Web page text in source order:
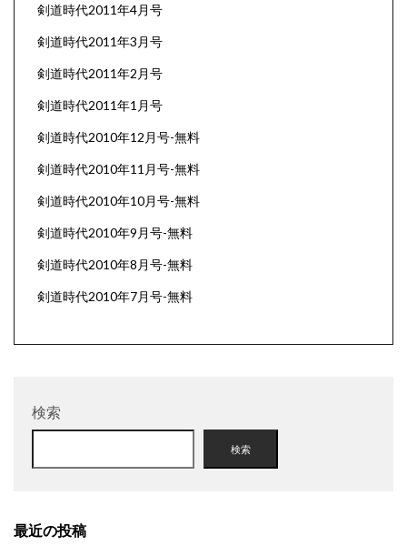
剣道時代2011年4月号
剣道時代2011年3月号
剣道時代2011年2月号
剣道時代2011年1月号
剣道時代2010年12月号-無料
剣道時代2010年11月号-無料
剣道時代2010年10月号-無料
剣道時代2010年9月号-無料
剣道時代2010年8月号-無料
剣道時代2010年7月号-無料
検索
検索
最近の投稿